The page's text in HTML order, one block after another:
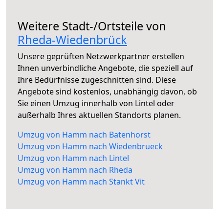
Weitere Stadt-/Ortsteile von
Rheda-Wiedenbrück
Unsere geprüften Netzwerkpartner erstellen
Ihnen unverbindliche Angebote, die speziell auf
Ihre Bedürfnisse zugeschnitten sind. Diese
Angebote sind kostenlos, unabhängig davon, ob
Sie einen Umzug innerhalb von Lintel oder
außerhalb Ihres aktuellen Standorts planen.
Umzug von Hamm nach Batenhorst
Umzug von Hamm nach Wiedenbrueck
Umzug von Hamm nach Lintel
Umzug von Hamm nach Rheda
Umzug von Hamm nach Stankt Vit